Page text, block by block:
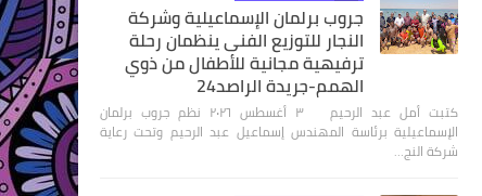
جروب برلمان الإسماعيلية وشركة
النجار للتوزيع الفنى ينظمان رحلة
ترفيهية مجانية للأطفال من ذوي
الهمم-جريدة الراصد24
كتبت أمل عبد الرحيم ٣ أغسطس ٢٠٢٦ نظم جروب برلمان
الإسماعيلية برئاسة المهندس إسماعيل عبد الرحيم وتحت رعاية
شركة النج…